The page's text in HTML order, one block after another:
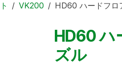
VK200 HD60 ハードフロ
HD60 ハ
ズル